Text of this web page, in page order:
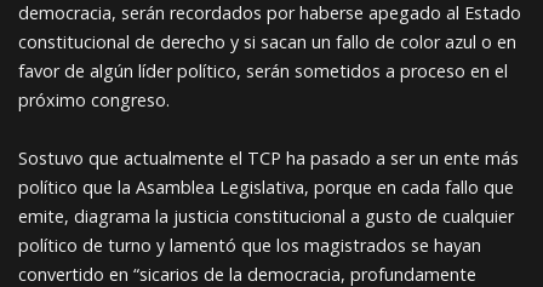
democracia, serán recordados por haberse apegado al Estado
constitucional de derecho y si sacan un fallo de color azul o en
favor de algún líder político, serán sometidos a proceso en el
próximo congreso.
Sostuvo que actualmente el TCP ha pasado a ser un ente más
político que la Asamblea Legislativa, porque en cada fallo que
emite, diagrama la justicia constitucional a gusto de cualquier
político de turno y lamentó que los magistrados se hayan
convertido en “sicarios de la democracia, profundamente